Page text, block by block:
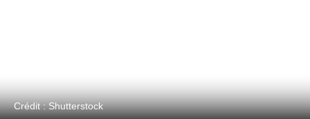
Crédit : Shutterstock